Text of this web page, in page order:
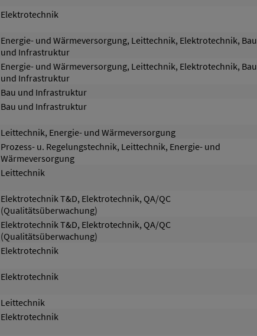
Elektrotechnik
Energie- und Wärmeversorgung, Leittechnik, Elektrotechnik, Bau
und Infrastruktur
Energie- und Wärmeversorgung, Leittechnik, Elektrotechnik, Bau
und Infrastruktur
Bau und Infrastruktur
Bau und Infrastruktur
Leittechnik, Energie- und Wärmeversorgung
Prozess- u. Regelungstechnik, Leittechnik, Energie- und
Wärmeversorgung
Leittechnik
Elektrotechnik T&D, Elektrotechnik, QA/QC
(Qualitätsüberwachung)
Elektrotechnik T&D, Elektrotechnik, QA/QC
(Qualitätsüberwachung)
Elektrotechnik
Elektrotechnik
Leittechnik
Elektrotechnik